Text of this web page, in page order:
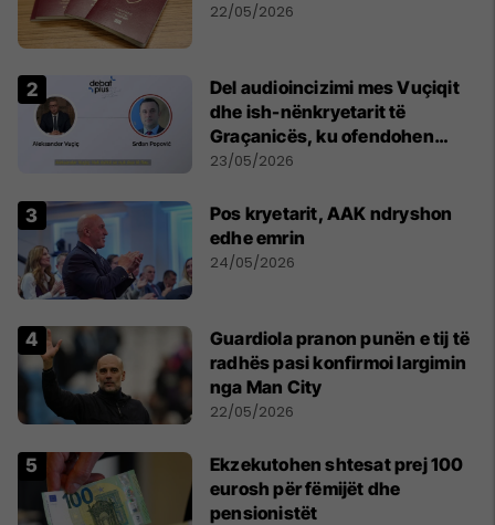
22/05/2026
Del audioincizimi mes Vuçiqit
dhe ish-nënkryetarit të
Graçanicës, ku ofendohen
krerë të Kishës Ortodokse
23/05/2026
Pos kryetarit, AAK ndryshon
edhe emrin
24/05/2026
Guardiola pranon punën e tij të
radhës pasi konfirmoi largimin
nga Man City
22/05/2026
Ekzekutohen shtesat prej 100
eurosh për fëmijët dhe
pensionistët